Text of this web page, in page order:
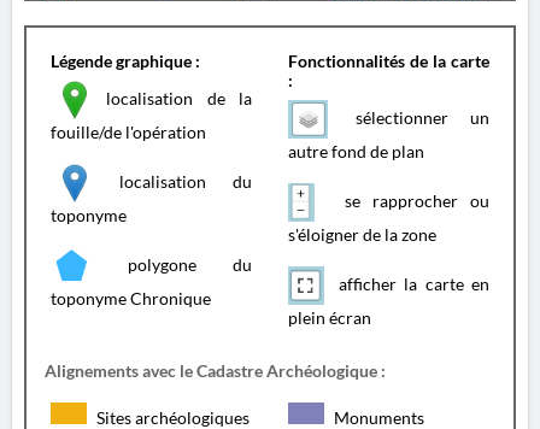
Légende graphique :
localisation de la
fouille/de l'opération
localisation du
toponyme
polygone du
toponyme Chronique
Fonctionnalités de la carte
:
sélectionner un
autre fond de plan
se rapprocher ou
s'éloigner de la zone
afficher la carte en
plein écran
Alignements avec le Cadastre Archéologique :
Sites archéologiques Monuments